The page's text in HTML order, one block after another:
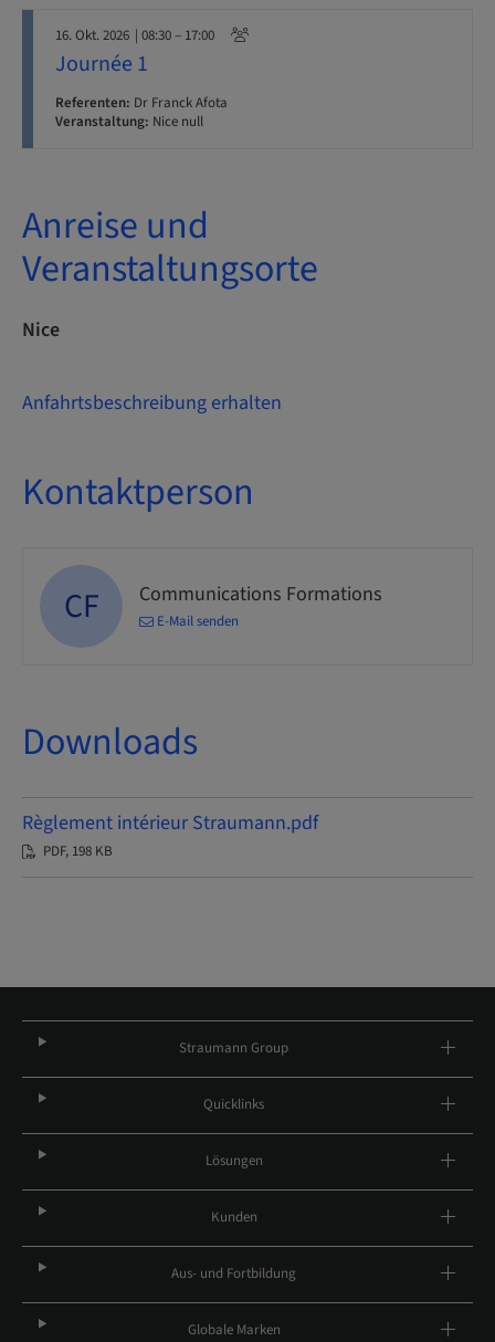
16. Okt. 2026 | 08:30 – 17:00
Journée 1
Referenten: Dr Franck Afota
Veranstaltung: Nice null
Anreise und
Veranstaltungsorte
Nice
Anfahrtsbeschreibung erhalten
Kontaktperson
CF Communications Formations
E-Mail senden
Downloads
Règlement intérieur Straumann.pdf
PDF, 198 KB
Straumann Group
Quicklinks
Lösungen
Kunden
Aus- und Fortbildung
Globale Marken